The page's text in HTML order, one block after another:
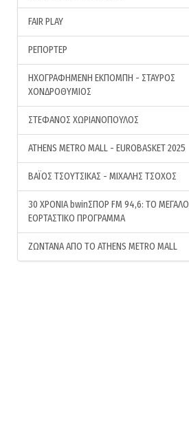
FAIR PLAY
ΡΕΠΟΡΤΕΡ
ΗΧΟΓΡΑΦΗΜΕΝΗ ΕΚΠΟΜΠΗ - ΣΤΑΥΡΟΣ
ΧΟΝΔΡΟΘΥΜΙΟΣ
ΣΤΕΦΑΝΟΣ ΧΩΡΙΑΝΟΠΟΥΛΟΣ
ATHENS METRO MALL - EUROBASKET 2025
ΒΑΪΟΣ ΤΣΟΥΤΣΙΚΑΣ - ΜΙΧΑΛΗΣ ΤΣΟΧΟΣ
30 ΧΡΟΝΙΑ bwinΣΠΟΡ FM 94,6: ΤΟ ΜΕΓΑΛΟ
ΕΟΡΤΑΣΤΙΚΟ ΠΡΟΓΡΑΜΜΑ
ΖΩΝΤΑΝΑ ΑΠΟ ΤΟ ATHENS METRO MALL